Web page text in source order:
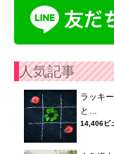
人気記事
ラッキ
と…
14,406ビ